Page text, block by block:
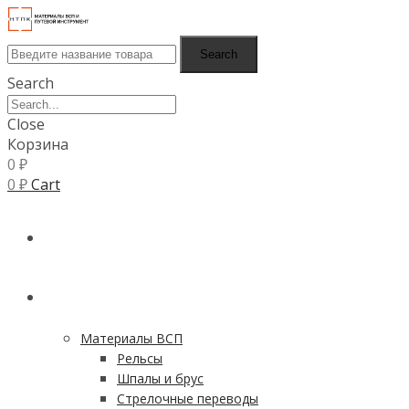
Search
Search
Close
Корзина
0 ₽
0 ₽Cart
Материалы ВСП
Рельсы
Шпалы и брус
Стрелочные переводы